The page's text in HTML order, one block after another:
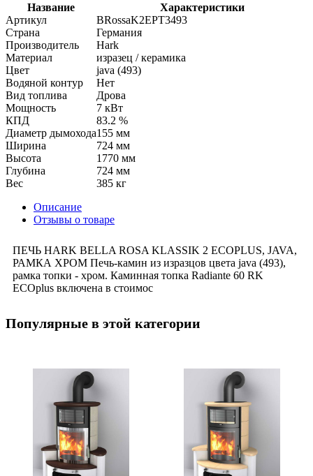
Название
Характеристики
Артикул
BRossaK2EPT3493
Страна
Германия
Производитель
Hark
Материал
изразец / керамика
Цвет
java (493)
Водяной контур
Нет
Вид топлива
Дрова
Мощность
7 кВт
КПД
83.2 %
Диаметр дымохода155 мм
Ширина
724 мм
Высота
1770 мм
Глубина
724 мм
Вес
385 кг
Описание
Отзывы о товаре
ПЕЧЬ HARK BELLA ROSA KLASSIK 2 ECOPLUS, JAVA,
РАМКА ХРОМ Печь-камин из изразцов цвета java (493),
рамка топки - хром. Каминная топка Radiante 60 RK
ECOplus включена в стоимос
Популярные в этой категории